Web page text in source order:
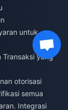
untuk
Transaksi yang
otorisasi
semua
Integrasi